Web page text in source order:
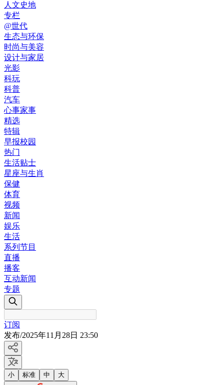
人文史地
专栏
@世代
生态与环保
时尚与美容
设计与家居
光影
科玩
科普
汽车
心事家事
精选
特辑
早报校园
热门
生活贴士
星座与生肖
保健
体育
视频
新闻
娱乐
生活
系列节目
直播
播客
互动新闻
专题
订阅
发布/2025年11月28日 23:50
小 标准 中 大